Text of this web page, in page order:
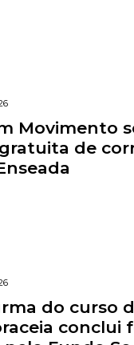
Movimento
de
do curso
conclui